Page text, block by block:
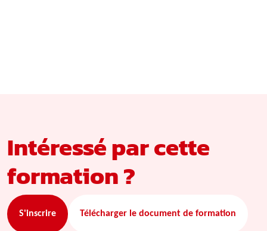
Intéressé par cette
formation ?
S'inscrire Télécharger le document de formation